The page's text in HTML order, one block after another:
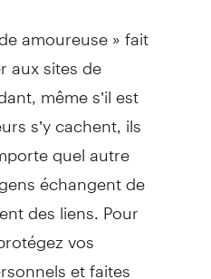
amoureuse » fait
aux sites de
même s’il est
s’y cachent, ils
quel autre
échangent de
des liens. Pour
vos
et faites